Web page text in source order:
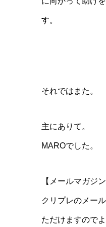
す。
それではまた。
主にありて。
MAROでした。
【メールマガジ
クリプレのメー
ただけますので